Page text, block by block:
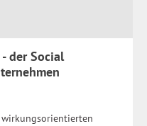
der Social